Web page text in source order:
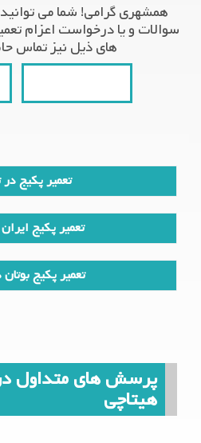
همشهری گرامی! شما می
سوالات و یا درخواست اعزام
های ذیل نیز تماس
تعمیر پکیج در
تعمیر پکیج ایران
تعمیر پکیج
پرسش های متداول
هیتاچی